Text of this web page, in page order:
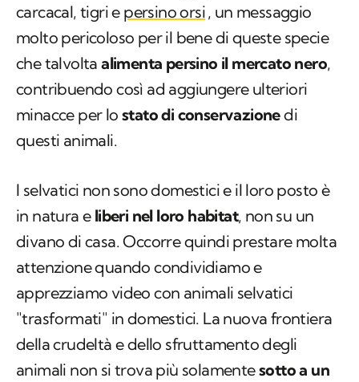
carcacal, tigri e persino orsi, un messaggio
molto pericoloso per il bene di queste specie
che talvoltaalimenta persino il mercato nero,
contribuendo così ad aggiungere ulteriori
minacce per lostato di conservazionedi
questi animali.
I selvatici non sono domestici e il loro posto è
in natura e liberi nel loro habitat, non su un
divano di casa. Occorre quindi prestare molta
attenzione quando condividiamo e
apprezziamo video con animali selvatici
"trasformati" in domestici. La nuova frontiera
della crudeltà e dello sfruttamento degli
animali non si trova più solamentesotto a un